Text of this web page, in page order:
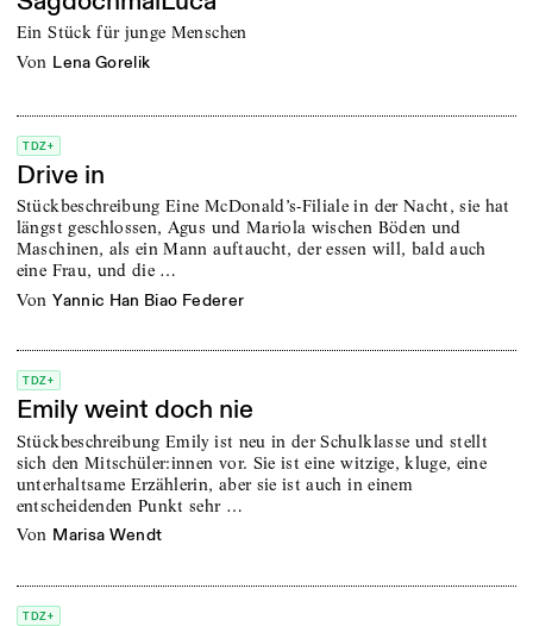
Ein Stück für junge Menschen
von Lena Gorelik
TDZ+
Drive in
Stückbeschreibung Eine McDonald’s-Filiale in der Nacht, sie hat
längst geschlossen, Agus und Mariola wischen Böden und
Maschinen, als ein Mann auftaucht, der essen will, bald auch
eine Frau, und die …
von Yannic Han Biao Federer
TDZ+
Emily weint doch nie
Stückbeschreibung Emily ist neu in der Schulklasse und stellt
sich den Mitschüler:innen vor. Sie ist eine witzige, kluge, eine
unterhaltsame Erzählerin, aber sie ist auch in einem
entscheidenden Punkt sehr …
von Marisa Wendt
TDZ+